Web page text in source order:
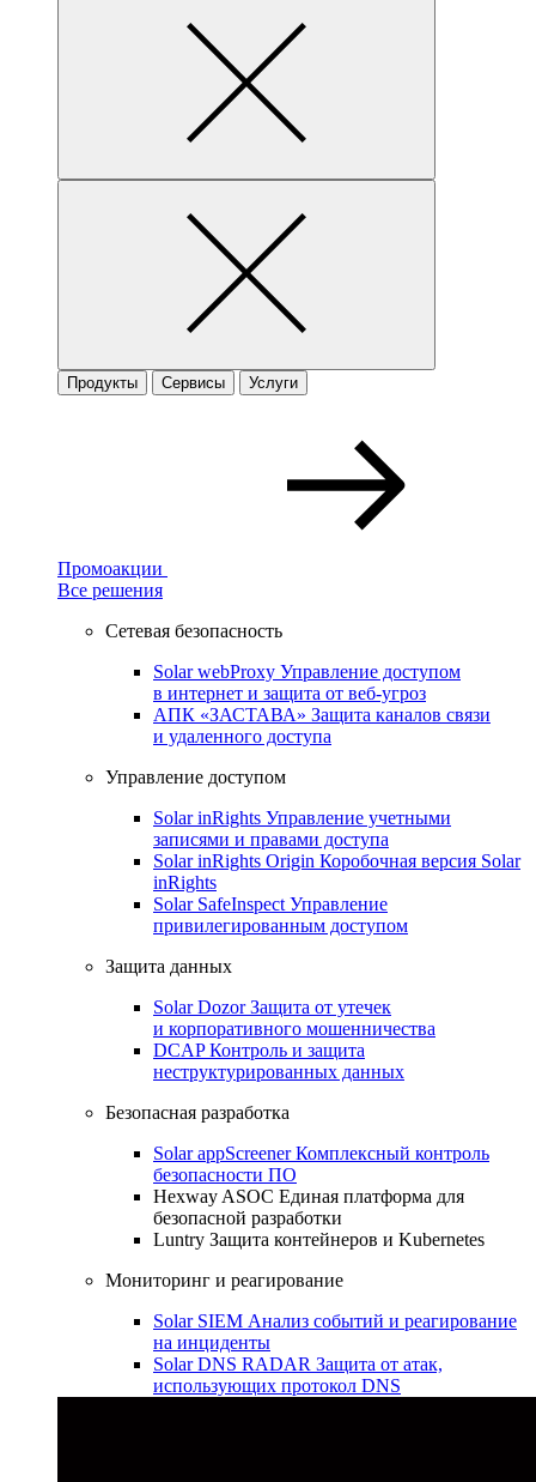
Продукты Сервисы Услуги
Промоакции
Все решения
Сетевая безопасность
Solar webProxy Управление доступом
в интернет и защита от веб-угроз
АПК «ЗАСТАВА» Защита каналов связи
и удаленного доступа
Управление доступом
Solar inRights Управление учетными
записями и правами доступа
Solar inRights Origin Коробочная версия Solar
inRights
Solar SafeInspect Управление
привилегированным доступом
Защита данных
Solar DozorЗащита от утечек
и корпоративного мошенничества
DCAPКонтроль и защита
неструктурированных данных
Безопасная разработка
Solar appScreenerКомплексный контроль
безопасности ПО
Hexway ASOC Единая платформа для
безопасной разработки
Luntry Защита контейнеров и Kubernetes
Мониторинг и реагирование
Solar SIEM Анализ событий и реагирование
на инциденты
Solar DNS RADAR Защита от атак,
использующих протокол DNS